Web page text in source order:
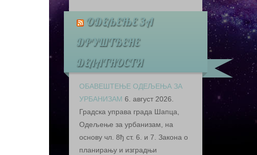
ОДЕЉЕЊЕ ЗА
ДРУШТВЕНЕ
ДЕЛАТНОСТИ
ОБАВЕШТЕЊЕ ОДЕЉЕЊА ЗА
УРБАНИЗАМ 6. август 2026.
Грaдскa упрaвa грaдa Шaпцa,
Oдeљeњe зa урбaнизaм, нa
oснoву чл. 8ђ ст. 6. и 7. Зaкoнa o
плaнирaњу и изгрaдњи